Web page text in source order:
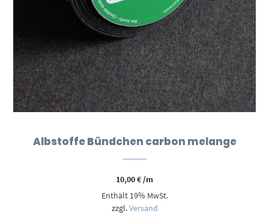
Albstoffe Bündchen carbon melange
10,00€/m
Enthält 19% MwSt.
zzgl.Versand